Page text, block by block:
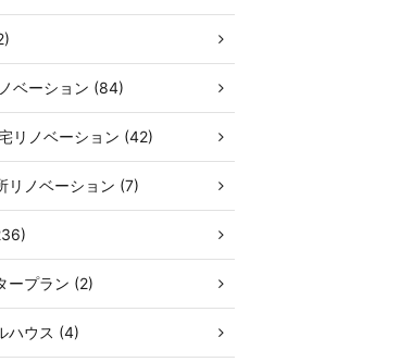
ベーション (84)
リノベーション (42)
リノベーション (7)
ープラン (2)
ハウス (4)